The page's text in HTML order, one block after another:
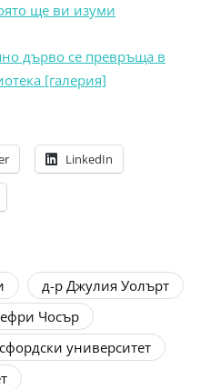
ще ви изуми
дърво се превръща в
[галерия]
LinkedIn
д-р Джулия Уолърт
Чосър
университет